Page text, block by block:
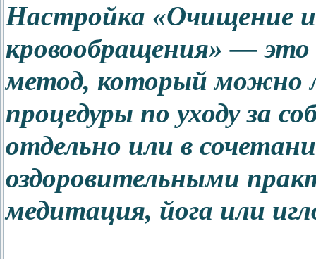
Настройка «Очищение
кровообращения» —
метод, который можно
процедуры по уходу за
отдельно или в
оздоровительными
медитация, йога или